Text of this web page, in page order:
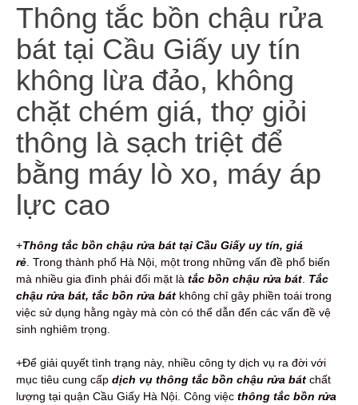
Thông tắc bồn chậu rửa
bát tại Cầu Giấy uy tín
không lừa đảo, không
chặt chém giá, thợ giỏi
thông là sạch triệt để
bằng máy lò xo, máy áp
lực cao
+Thông tắc bồn chậu rửa bát tại Cầu Giấy uy tín, giá
rẻ . Trong thành phố Hà Nội, một trong những vấn đề phổ biến
mà nhiều gia đình phải đối mặt là tắc bồn chậu rửa bát Tắc
chậu rửa bát, tắc bồn rửa bát không chỉ gây phiền toái trong
việc sử dụng hằng ngày mà còn có thể dẫn đến các vấn đề vệ
sinh nghiêm trọng.
+Để giải quyết tình trạng này, nhiều công ty dịch vụ ra đời với
mục tiêu cung cấp dịch vụ thông tắc bồn chậu rửa bát chất
lượng tại quận Cầu Giấy Hà Nội. Công việc thông tắc bồn rửa